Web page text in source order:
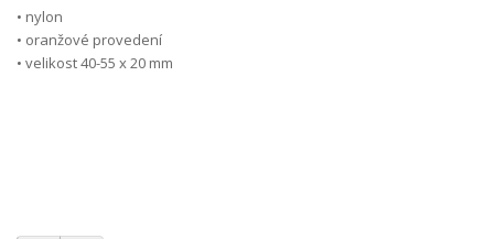
• nylon
• oranžové provedení
• velikost 40-55 x 20 mm